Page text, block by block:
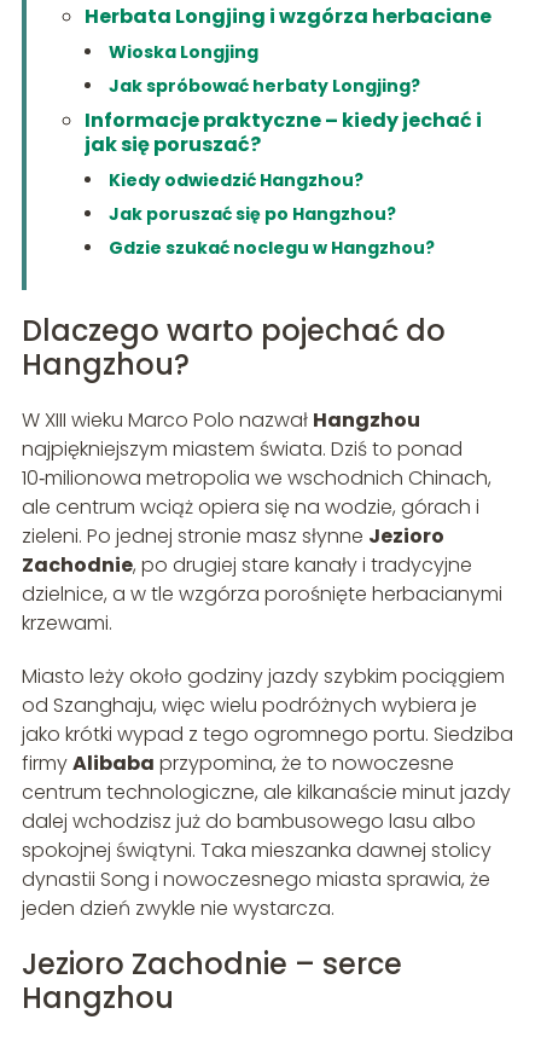
Herbata Longjing i wzgórza herbaciane
Wioska Longjing
Jak spróbować herbaty Longjing?
Informacje praktyczne – kiedy jechać i
jak się poruszać?
Kiedy odwiedzić Hangzhou?
Jak poruszać się po Hangzhou?
Gdzie szukać noclegu w Hangzhou?
Dlaczego warto pojechać do
Hangzhou?
W XIII wieku Marco Polo nazwał Hangzhou
najpiękniejszym miastem świata. Dziś to ponad
10‑milionowa metropolia we wschodnich Chinach,
ale centrum wciąż opiera się na wodzie, górach i
zieleni. Po jednej stronie masz słynne Jezioro
Zachodnie, po drugiej stare kanały i tradycyjne
dzielnice, a w tle wzgórza porośnięte herbacianymi
krzewami.
Miasto leży około godziny jazdy szybkim pociągiem
od Szanghaju, więc wielu podróżnych wybiera je
jako krótki wypad z tego ogromnego portu. Siedziba
firmyAlibaba przypomina, że to nowoczesne
centrum technologiczne, ale kilkanaście minut jazdy
dalej wchodzisz już do bambusowego lasu albo
spokojnej świątyni. Taka mieszanka dawnej stolicy
dynastii Song i nowoczesnego miasta sprawia, że
jeden dzień zwykle nie wystarcza.
Jezioro Zachodnie – serce
Hangzhou